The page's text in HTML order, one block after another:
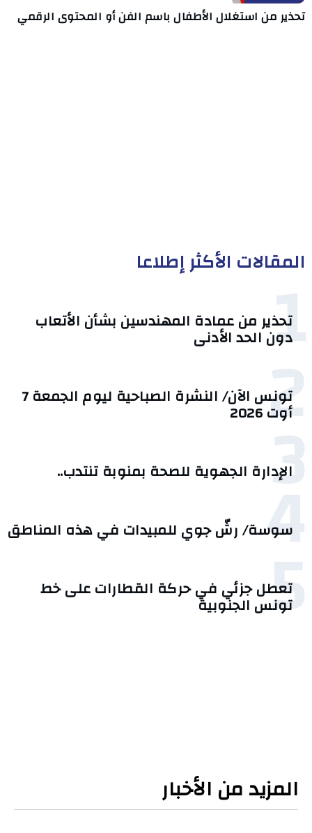
تحذير من استغلال الأطفال باسم الفن أو المحتوى الرقمي
المقالات الأكثر إطلاعا
1
تحذير من عمادة المهندسين بشأن الأتعاب
دون الحد الأدنى
2 تونس الآن/ النشرة الصباحية ليوم الجمعة 7
أوت 2026
3
الإدارة الجهوية للصحة بمنوبة تنتدب..
4
سوسة/ رشّ جوي للمبيدات في هذه المناطق
5
تعطل جزئي في حركة القطارات على خط
تونس الجنوبية
المزيد من الأخبار